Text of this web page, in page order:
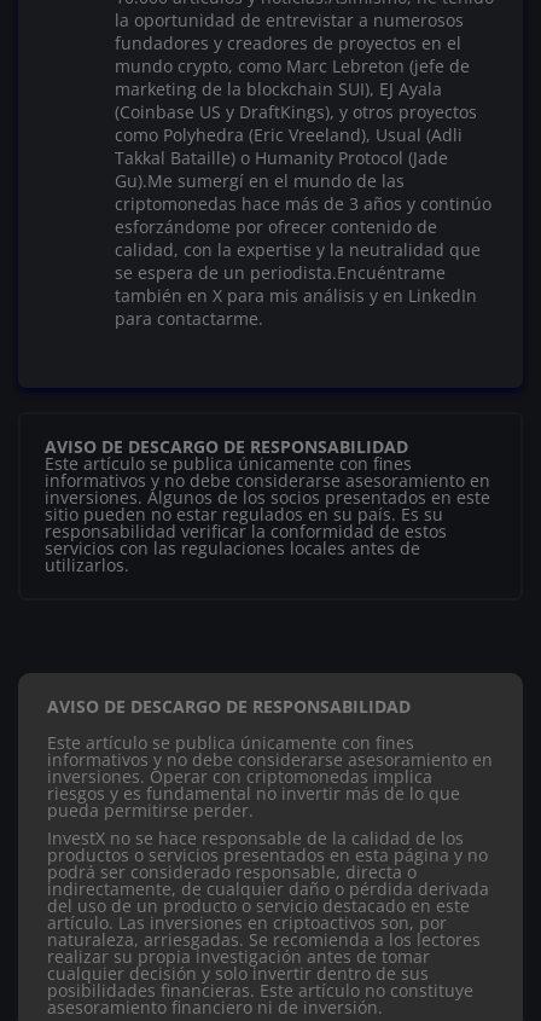
la oportunidad de entrevistar a numerosos
fundadores y creadores de proyectos en el
mundo crypto, como Marc Lebreton (jefe de
marketing de la blockchain SUI), EJ Ayala
(Coinbase US y DraftKings), y otros proyectos
como Polyhedra (Eric Vreeland), Usual (Adli
Takkal Bataille) o Humanity Protocol (Jade
Gu).Me sumergí en el mundo de las
criptomonedas hace más de 3 años y continúo
esforzándome por ofrecer contenido de
calidad, con la expertise y la neutralidad que
se espera de un periodista.Encuéntrame
también en X para mis análisis y en LinkedIn
para contactarme.
AVISO DE DESCARGO DE RESPONSABILIDAD
Este artículo se publica únicamente con fines
informativos y no debe considerarse asesoramiento en
inversiones. Algunos de los socios presentados en este
sitio pueden no estar regulados en su país. Es su
responsabilidad verificar la conformidad de estos
servicios con las regulaciones locales antes de
utilizarlos.
AVISO DE DESCARGO DE RESPONSABILIDAD
Este artículo se publica únicamente con fines
informativos y no debe considerarse asesoramiento en
inversiones. Operar con criptomonedas implica
riesgos y es fundamental no invertir más de lo que
pueda permitirse perder.
InvestX no se hace responsable de la calidad de los
productos o servicios presentados en esta página y no
podrá ser considerado responsable, directa o
indirectamente, de cualquier daño o pérdida derivada
del uso de un producto o servicio destacado en este
artículo. Las inversiones en criptoactivos son, por
naturaleza, arriesgadas. Se recomienda a los lectores
realizar su propia investigación antes de tomar
cualquier decisión y solo invertir dentro de sus
posibilidades financieras. Este artículo no constituye
asesoramiento financiero ni de inversión.